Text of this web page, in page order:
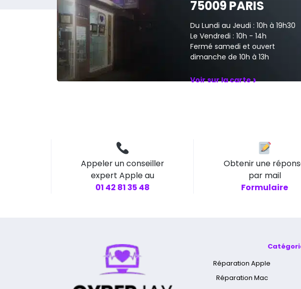
75009 PARIS
Du Lundi au Jeudi : 10h à 19h30
Le Vendredi : 10h - 14h
Fermé samedi et ouvert
dimanche de 10h à 13h
Voir sur la carte›
Appeler un conseiller
expert Apple au
01 42 81 35 48
Obtenir une
par mail
Formulaire
Réparation Apple
Réparation Mac